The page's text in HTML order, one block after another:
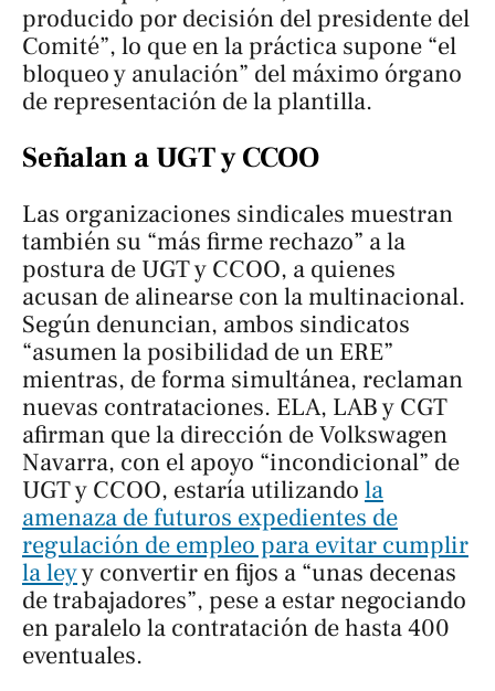
producido por decisión del presidente del
Comité”, lo que en la práctica supone “el
bloqueo y anulación” del máximo órgano
de representación de la plantilla.
Señalan a UGT y CCOO
Las organizaciones sindicales muestran
también su “más firme rechazo” a la
postura de UGT y CCOO, a quienes
acusan de alinearse con la multinacional.
Según denuncian, ambos sindicatos
“asumen la posibilidad de un ERE”
mientras, de forma simultánea, reclaman
nuevas contrataciones. ELA, LAB y CGT
afirman que la dirección de Volkswagen
Navarra, con el apoyo “incondicional” de
UGT y CCOO, estaría utilizando la
amenaza de futuros expedientes de
regulación de empleo para evitar cumplir
la leyy convertir en fijos a “unas decenas
de trabajadores”, pese a estar negociando
en paralelo la contratación de hasta 400
eventuales.